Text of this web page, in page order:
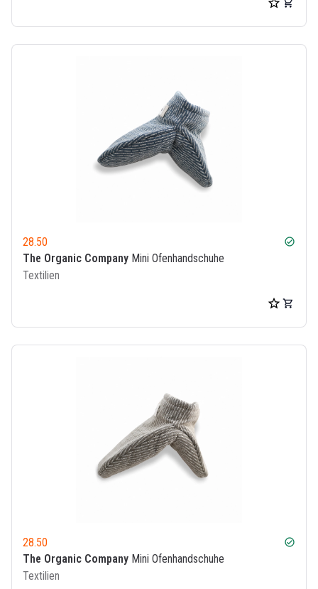
28.50 check_circle
The Organic Company Mini Ofenhandschuhe
Textilien
28.50 check_circle
The Organic Company Mini Ofenhandschuhe
Textilien